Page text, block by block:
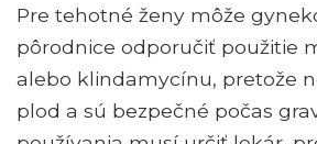
Pre tehotné ženy môže
pôrodnice odporučiť použitie
alebo klindamycínu, pretože
plod a sú bezpečné počas